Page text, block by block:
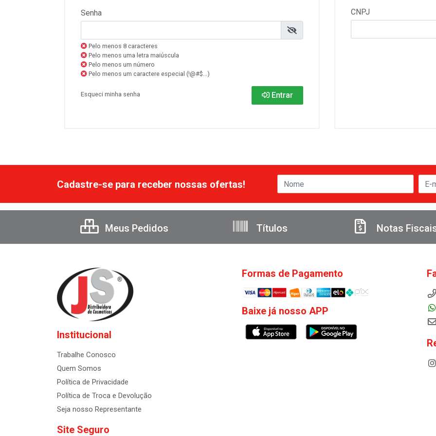
Senha
Pelo menos 8 caracteres
Pelo menos uma letra maiúscula
Pelo menos um número
Pelo menos um caractere especial (!@#$...)
Esqueci minha senha Entrar
CNPJ
Cadastre-se para receber nossas ofertas!
Meus Pedidos Títulos Notas
Institucional
Trabalhe Conosco
Quem Somos
Política de Privacidade
Política de Troca e Devolução
Seja nosso Representante
Site Seguro
Formas de Pagamento
Baixe já nosso APP